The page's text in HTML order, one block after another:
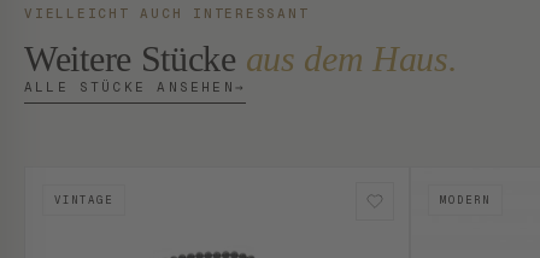
VIELLEICHT AUCH INTERESSANT
Weitere Stücke aus dem Haus.
ALLE STÜCKE ANSEHEN →
VINTAGE MODERN